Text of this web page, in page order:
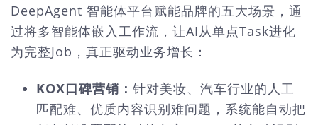
DeepAgent 智能体平台赋能品牌的五大场景，通
过将多智能体嵌入工作流，让AI从单点Task进化
为完整Job，真正驱动业务增长：
KOX口碑营销： 针对美妆、汽车行业的人工
匹配难、优质内容识别难问题，系统能自动把